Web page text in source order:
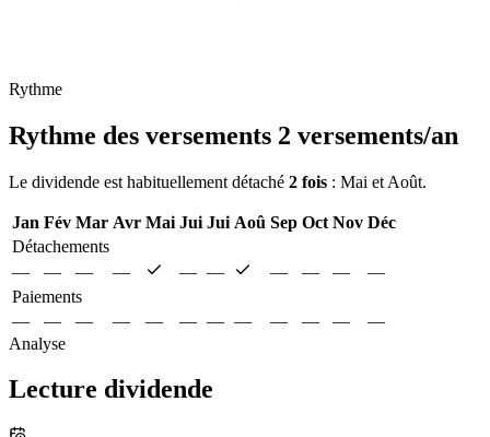
Rythme
Rythme des versements 2 versements/an
Le dividende est habituellement détaché 2 fois : Mai et Août.
Jan Fév Mar Avr Mai Jui Jui Aoû Sep Oct Nov Déc
Détachements
—
— — — — — — — —
—
Paiements
—
— — — — — — — — — —
—
Analyse
Lecture dividende